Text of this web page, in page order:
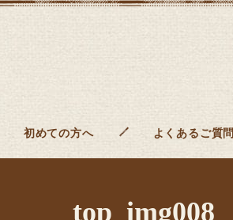
初めての方へ よくあるご質問
top_img008